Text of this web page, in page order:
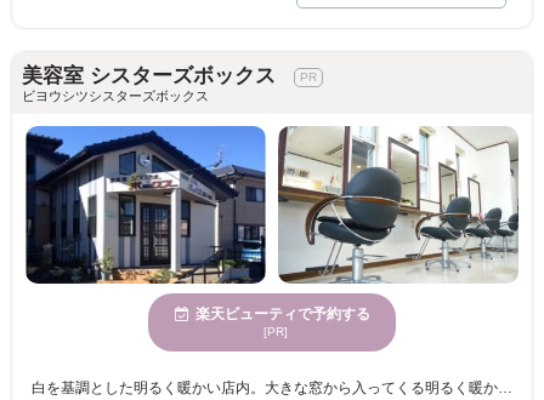
美容室 シスターズボックス
ビヨウシツシスターズボックス
楽天ビューティで予約する
[PR]